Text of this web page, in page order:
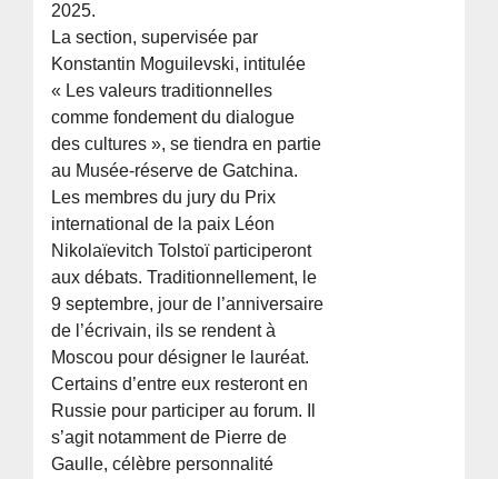
2025.
La section, supervisée par
Konstantin Moguilevski, intitulée
« Les valeurs traditionnelles
comme fondement du dialogue
des cultures », se tiendra en partie
au Musée-réserve de Gatchina.
Les membres du jury du Prix
international de la paix Léon
Nikolaïevitch Tolstoï participeront
aux débats. Traditionnellement, le
9 septembre, jour de l’anniversaire
de l’écrivain, ils se rendent à
Moscou pour désigner le lauréat.
Certains d’entre eux resteront en
Russie pour participer au forum. Il
s’agit notamment de Pierre de
Gaulle, célèbre personnalité